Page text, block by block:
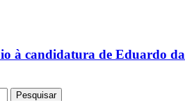
à candidatura de Eduardo
Pesquisar